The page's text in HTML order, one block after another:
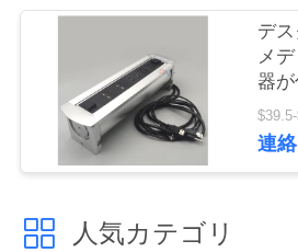
な
ニ
ュ
デ
メ
器
アウ
く
連絡
人気カテゴリ